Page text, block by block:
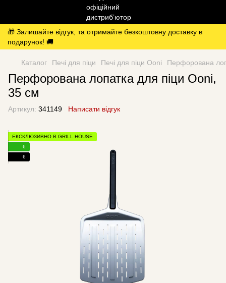
🎁 Залишайте відгук, та отримайте безкоштовну доставку в
подарунок! 🚚
Каталог Печі для піци Печі для піци Ooni Перфорована
Перфорована лопатка для піци Ooni,
35 см
Артикул: 341149 Написати відгук
ЕКСКЛЮЗИВНО В GRILL HOUSE
6
6